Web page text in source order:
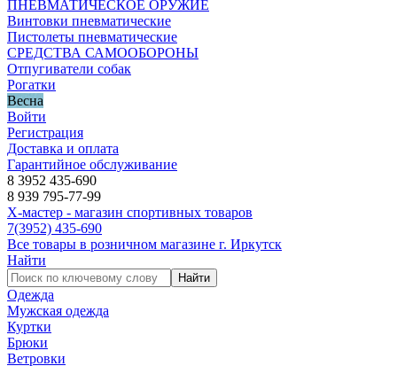
ПНЕВМАТИЧЕСКОЕ ОРУЖИЕ
Винтовки пневматические
Пистолеты пневматические
СРЕДСТВА САМООБОРОНЫ
Отпугиватели собак
Рогатки
Весна
Войти
Регистрация
Доставка и оплата
Гарантийное обслуживание
8 3952 435-690
8 939 795-77-99
Х-мастер - магазин спортивных товаров
7(3952) 435-690
Все товары в розничном магазине г. Иркутск
Найти
Найти
Одежда
Мужская одежда
Куртки
Брюки
Ветровки